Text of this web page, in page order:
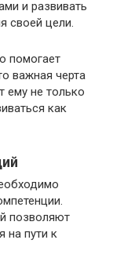
и развивать
своей цели.
помогает
важная черта
ему не только
как
позволяют
на пути к